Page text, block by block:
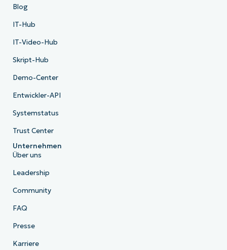
Blog
IT-Hub
IT-Video-Hub
Skript-Hub
Demo-Center
Entwickler-API
Systemstatus
Trust Center
Unternehmen
Über uns
Leadership
Community
FAQ
Presse
Karriere